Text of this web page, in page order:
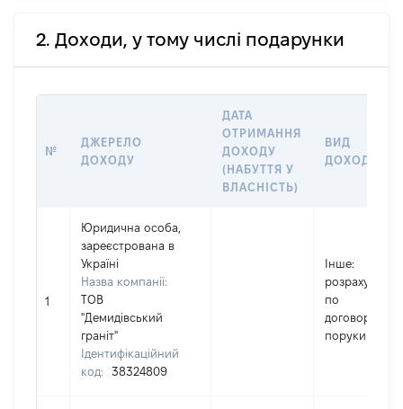
2. Доходи, у тому числі подарунки
№
ДЖЕРЕЛО
ДОХОДУ
ДАТА
ОТРИМАННЯ
ДОХОДУ
(НАБУТТЯ У
ВЛАСНІСТЬ)
ВИД
ДОХОДУ
1
Юридична особа,
зареєстрована в
Україні
Назва компанії:
ТОВ
"Демидівський
граніт"
Ідентифікаційний
код:
38324809
Інше:
розрахунок
по
договору
поруки